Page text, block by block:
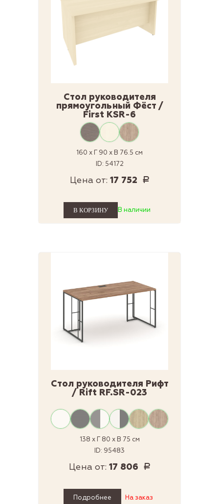
Стол руководителя
прямоугольный Фёст /
First KSR-6
160 x Г 90 x В 76.5 см
ID: 54172
Цена от: 17 752 Р
В наличии
Стол руководителя Рифт
/ Rift RF.SR-023
138 x Г 80 x В 75 см
ID: 95483
Цена от: 17 806 Р
Подробнее На заказ